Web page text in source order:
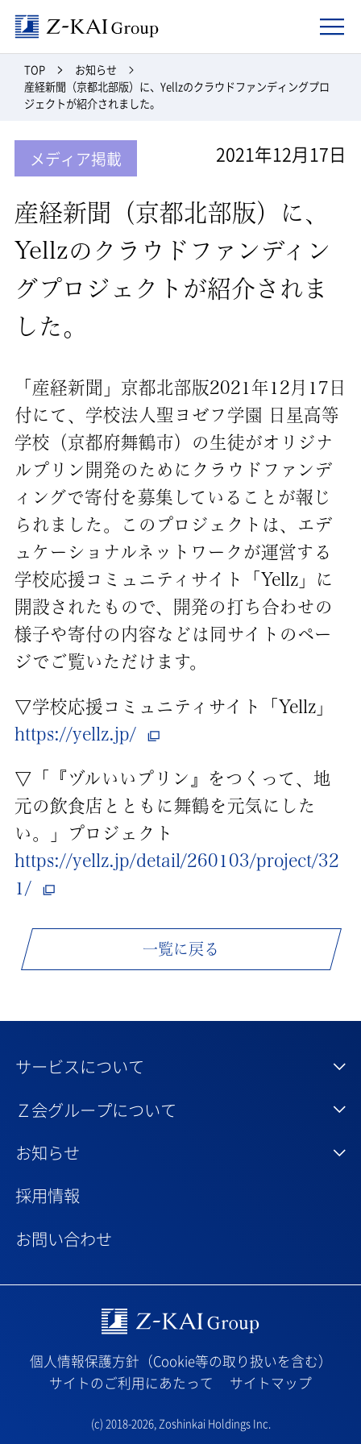
TOP
お知らせ
産経新聞（京都北部版）に、Yellzのクラウドファンディングプロ
ジェクトが紹介されました。
メディア掲載 2021年12月17日
産経新聞（京都北部版）に、
Yellzのクラウドファンディン
グプロジェクトが紹介されま
した。
「産経新聞」京都北部版2021年12月17日
付にて、学校法人聖ヨゼフ学園 日星高等
学校（京都府舞鶴市）の生徒がオリジナ
ルプリン開発のためにクラウドファンデ
ィングで寄付を募集していることが報じ
られました。このプロジェクトは、エデ
ュケーショナルネットワークが運営する
学校応援コミュニティサイト「Yellz」に
開設されたもので、開発の打ち合わせの
様子や寄付の内容などは同サイトのペー
ジでご覧いただけます。
▽学校応援コミュニティサイト「Yellz」
https://yellz.jp/
▽「『ヅルいいプリン』をつくって、地
元の飲食店とともに舞鶴を元気にした
い。」プロジェクト
https://yellz.jp/detail/260103/project/32
1/
一覧に戻る
サービスについて
Ｚ会グループについて
お知らせ
採用情報
お問い合わせ
Z-kai Group
個人情報保護方針（Cookie等の取り扱いを含む）
サイトのご利用にあたって
サイトマップ
(c) 2018-2026, Zoshinkai Holdings Inc.